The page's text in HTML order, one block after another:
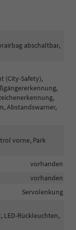
abschaltbar,
(City-Safety),
Abstandswarner,
vorne, Park
vorhanden
vorhanden
Servolenkung
LED-Rückleuchten,